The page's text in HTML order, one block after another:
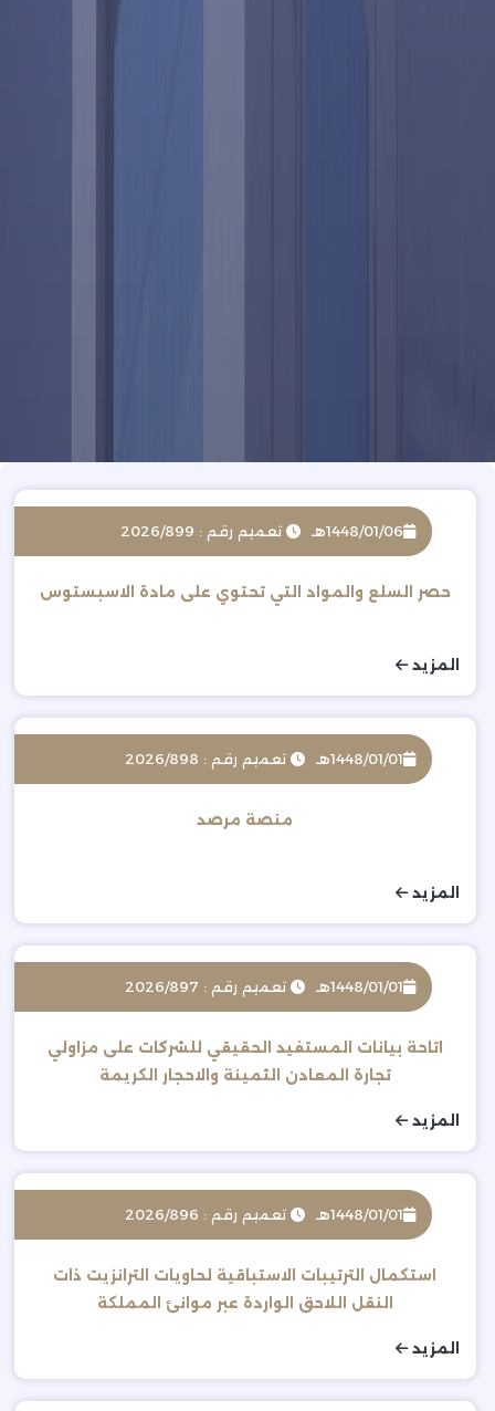
1448/01/06هـ تعميم رقم : 2026/899
حصر السلع والمواد التي تحتوي على مادة الاسبستوس
المزيد
1448/01/01هـ تعميم رقم : 2026/898
منصة مرصد
المزيد
1448/01/01هـ تعميم رقم : 2026/897
اتاحة بيانات المستفيد الحقيقي للشركات على مزاولي
تجارة المعادن الثمينة والاحجار الكريمة
المزيد
1448/01/01هـ تعميم رقم : 2026/896
استكمال الترتيبات الاستباقية لحاويات الترانزيت ذات
النقل اللاحق الواردة عبر موانئ المملكة
المزيد